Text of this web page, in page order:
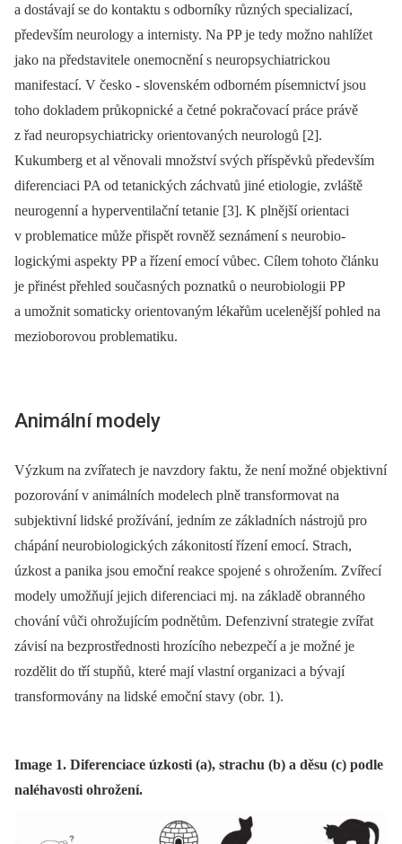
a dostávají se do kontaktu s odborníky různých specializací,
především neurology a internisty. Na PP je tedy možno nahlížet
jako na představitele onemocnění s neuropsychiatrickou
manifestací. V česko ‑⁠ slovenském odborném písemnictví jsou
toho dokladem průkopnické a četné pokračovací práce právě
z řad neuropsychiatricky orientovaných neurologů [2].
Kukumberg et al věnovali množství svých příspěvků především
diferenciaci PA od tetanických záchvatů jiné etiologie, zvláště
neurogenní a hyperventilační tetanie [3]. K plnější orientaci
v problematice může přispět rovněž seznámení s neurobio­
logickými aspekty PP a řízení emocí vůbec. Cílem tohoto článku
je přinést přehled současných poznatků o neurobio­logii PP
a umožnit somaticky orientovaným lékařům ucelenější pohled na
mezioborovou problematiku.
Animální modely
Výzkum na zvířatech je navzdory faktu, že není možné objektivní
pozorování v animálních modelech plně transformovat na
subjektivní lidské prožívání, jedním ze základních nástrojů pro
chápání neurobio­logických zákonitostí řízení emocí. Strach,
úzkost a panika jsou emoční reakce spojené s ohrožením. Zvířecí
modely umožňují jejich diferenciaci mj. na základě obranného
chování vůči ohrožujícím podnětům. Defenzivní strategie zvířat
závisí na bezprostřednosti hrozícího nebezpečí a je možné je
rozdělit do tří stupňů, které mají vlastní organizaci a bývají
transformovány na lidské emoční stavy (obr. 1).
Image 1. Diferenciace úzkosti (a), strachu (b) a děsu (c) podle
naléhavosti ohrožení.